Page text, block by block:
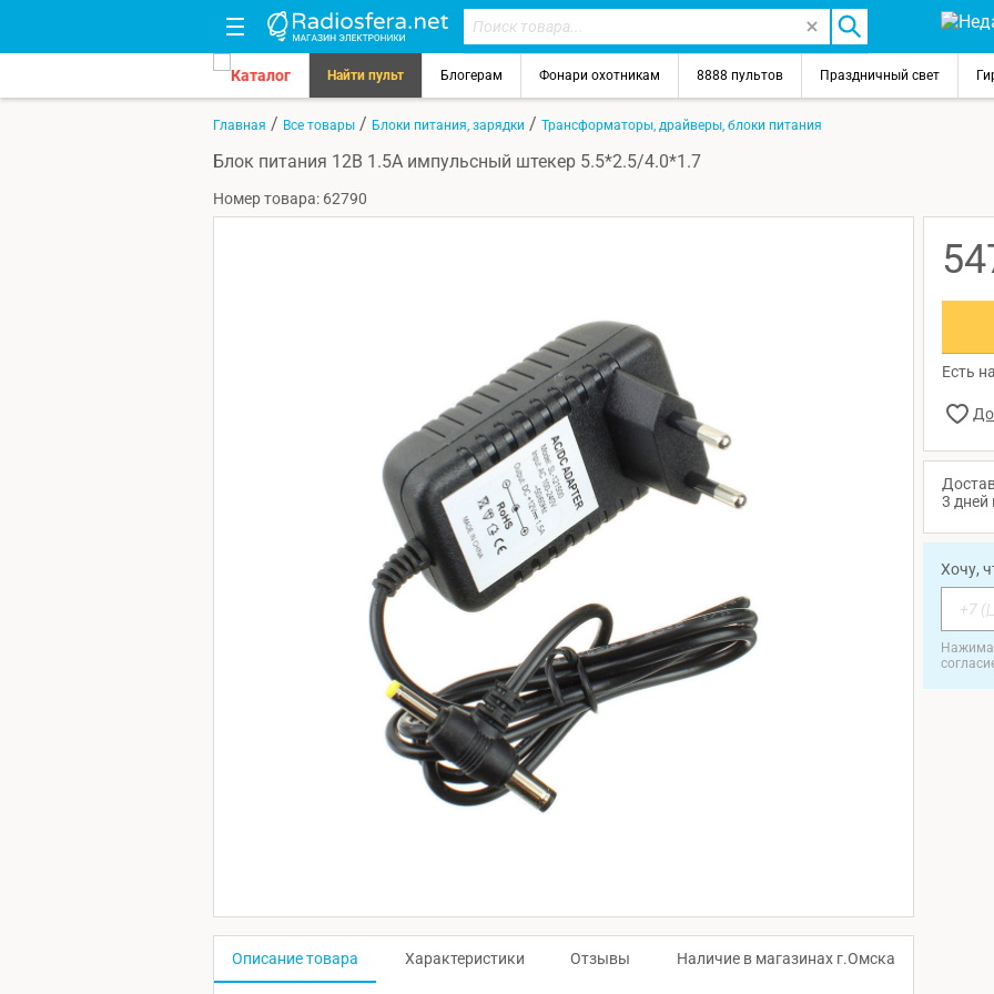
Каталог Найти пульт Блогерам Фонари охотникам 8888 пультов Праздничный свет
Главная / Все товары / Блоки питания, зарядки / Трансформаторы, драйверы, блоки питания
Блок питания 12В 1.5А импульсный штекер 5.5*2.5/4.0*1.7
Номер товара: 62790
Есть
3 дней
Хочу,
Описание товара Характеристики Отзывы Наличие в магазинах г.Омска